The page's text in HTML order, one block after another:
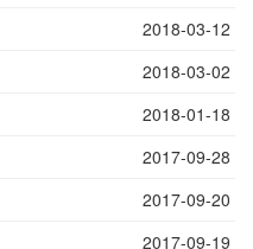
2018-03-12
2018-03-02
2018-01-18
2017-09-28
2017-09-20
2017-09-19